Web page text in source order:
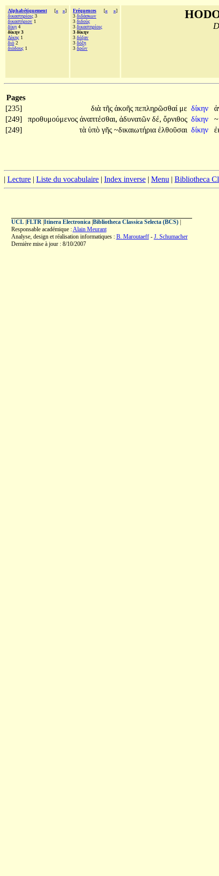
Alphabétiquement [« »]
δικαστηρίοις 3
δικαστήριον 1
δίκῃ 4
δίκην 3
Δίκης 1
διὸ 2
διόδους 1
Fréquences [« »]
3 διδάσκων
3 διδοὺς
3 δικαστηρίοις
3 δίκην
3 δόξαν
3 δόξῃ
3 δρῶν
Pages
[235]
διὰ τῆς ἀκοῆς πεπληρῶσθαί με δίκην
[249]
προθυμούμενος ἀναπτέσθαι, ἀδυνατῶν δέ, ὄρνιθος δίκην
[249]
τὰ ὑπὸ γῆς ~δικαιωτήρια ἐλθοῦσαι δίκην
| Lecture | Liste du vocabulaire | Index inverse | Menu | Bibliotheca
UCL| FLTR| Itinera Electronica| Bibliotheca Classica Selecta (BCS)|
Responsable académique :Alain Meurant
Analyse, design et réalisation informatiques : B. Maroutaeff- J. Schumacher
Dernière mise à jour : 8/10/2007